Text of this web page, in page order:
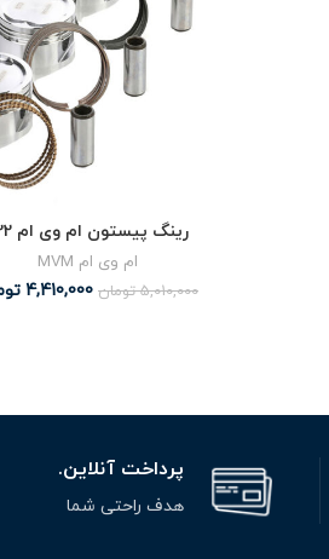
رینگ پیستون ام وی ام x22
ام وی ام MVM
5,010,000 تومان 4,410,000
پرداخت آنلاین.
هدف راحتی شما